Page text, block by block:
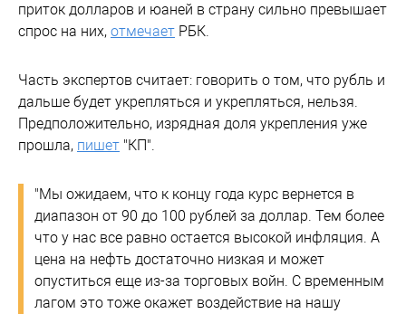
приток долларов и юаней в страну сильно превышает
спрос на них, отмечает РБК.
Часть экспертов считает: говорить о том, что рубль и
дальше будет укрепляться и укрепляться, нельзя.
Предположительно, изрядная доля укрепления уже
прошла, пишет "КП".
"Мы ожидаем, что к концу года курс вернется в
диапазон от 90 до 100 рублей за доллар. Тем более
что у нас все равно остается высокой инфляция. А
цена на нефть достаточно низкая и может
опуститься еще из-за торговых войн. С временным
лагом это тоже окажет воздействие на нашу